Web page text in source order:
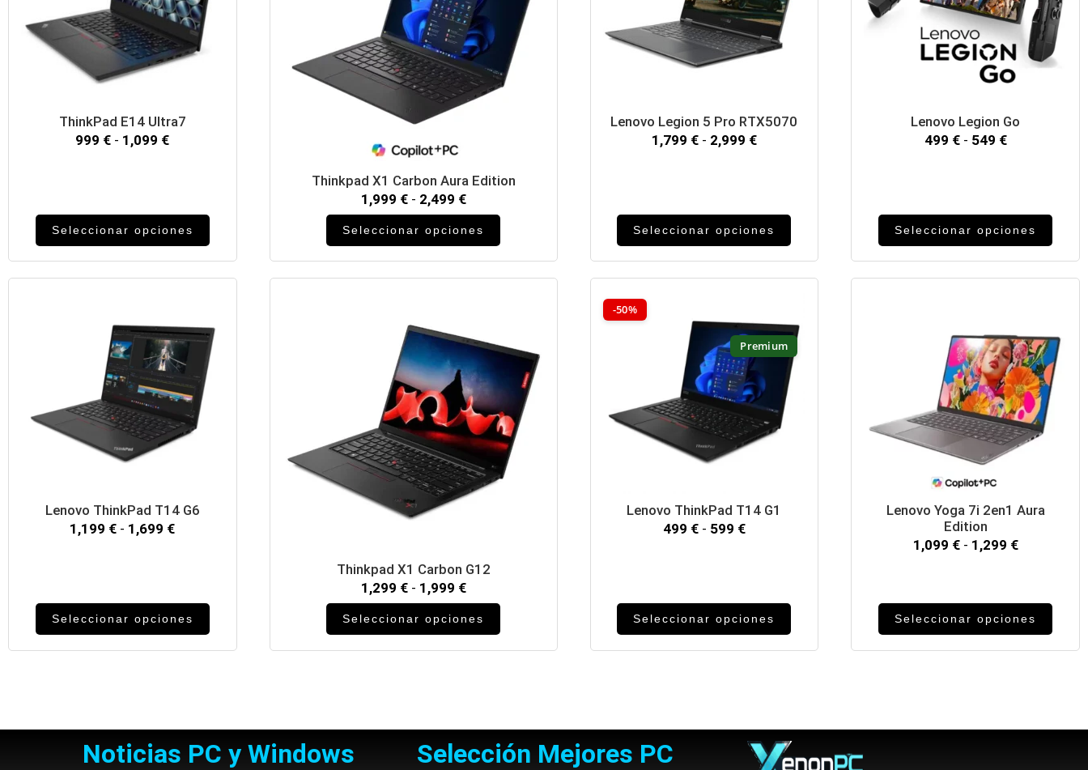
ThinkPad E14 Ultra7
999 € - 1,099 €
Seleccionar opciones
Thinkpad X1 Carbon Aura Edition
1,999 € - 2,499 €
Seleccionar opciones
Lenovo Legion 5 Pro RTX5070
1,799 € - 2,999 €
Seleccionar opciones
Lenovo Legion Go
499 € - 549 €
Seleccionar opciones
Lenovo ThinkPad T14 G6
1,199 € - 1,699 €
Seleccionar opciones
Thinkpad X1 Carbon G12
1,299 € - 1,999 €
Seleccionar opciones
-50%
Premium
Lenovo ThinkPad T14 G1
499 € - 599 €
Seleccionar opciones
Lenovo Yoga 7i 2en1 Aura
Edition
1,099 € - 1,299 €
Seleccionar opciones
Noticias PC y Windows Selección Mejores PC